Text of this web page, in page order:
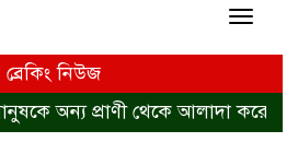
ব্রেকিং নিউজ
অন্য প্রাণী থেকে আলাদা করে